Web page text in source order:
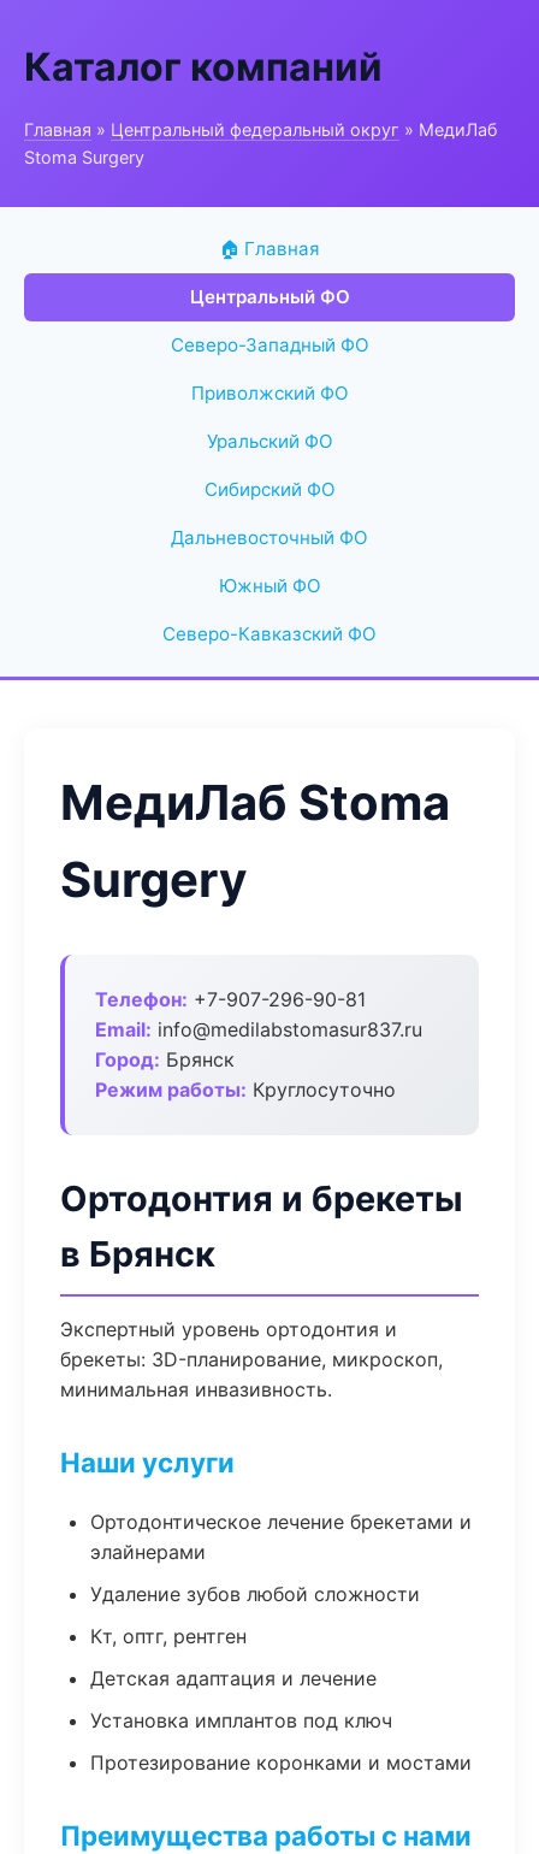
Каталог компаний
Главная » Центральный федеральный округ » МедиЛаб
Stoma Surgery
🏠 Главная
Центральный ФО
Северо-Западный ФО
Приволжский ФО
Уральский ФО
Сибирский ФО
Дальневосточный ФО
Южный ФО
Северо-Кавказский ФО
МедиЛаб Stoma
Surgery
Телефон: +7-907-296-90-81
Email: info@medilabstomasur837.ru
Город: Брянск
Режим работы: Круглосуточно
Ортодонтия и брекеты
в Брянск
Экспертный уровень ортодонтия и
брекеты: 3D-планирование, микроскоп,
минимальная инвазивность.
Наши услуги
Ортодонтическое лечение брекетами и
элайнерами
Удаление зубов любой сложности
Кт, оптг, рентген
Детская адаптация и лечение
Установка имплантов под ключ
Протезирование коронками и мостами
Преимущества работы с нами